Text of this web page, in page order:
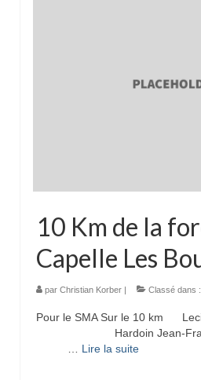
10 Km de la
Capelle Les
par Christian Korber | Classé dans :
Pour le SMA Sur le 10 km
Hardoin Jean-
Lire la suite­­